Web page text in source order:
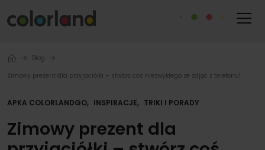
Blog
Zimowy prezent dla przyjaciółki – stwórz coś niezwykłego ze zdjęć z telefonu!
APKA COLORLANDGO, INSPIRACJE, TRIKI I PORADY
Zimowy prezent dla